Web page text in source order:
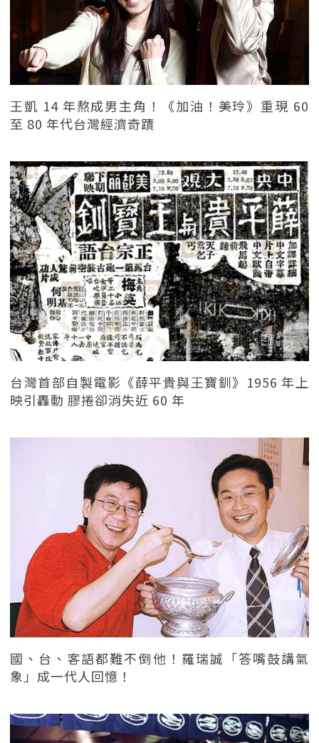
王凱 14 年熬成男主角！《加油！美玲》重現 60
至 80 年代台灣經濟奇蹟
台灣首部自製電影《薛平貴與王寶釧》1956 年上
映引轟動 膠捲卻消失近 60 年
國、台、客語都難不倒他！羅瑞誠「答嘴鼓講氣
象」成一代人回憶！